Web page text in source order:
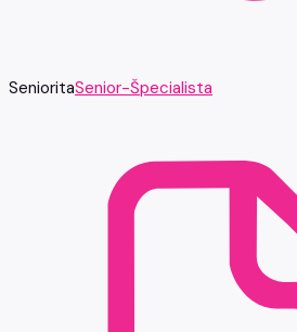
SenioritaSenior-Špecialista